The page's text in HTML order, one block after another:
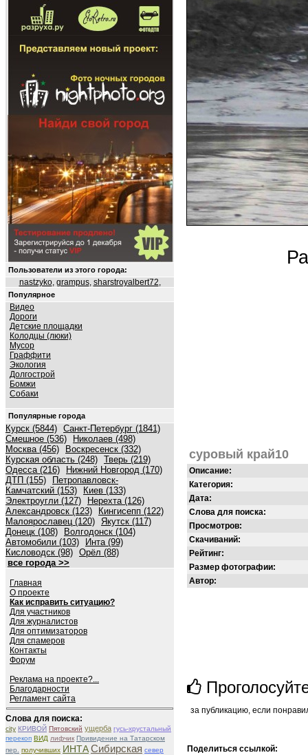
Пользователи из этого города:
nastzyko, grampus, sharstroyalbert72,
Популярное
Видео
Дороги
Детские площадки
Колодцы (люки)
Мусор
Граффити
Экология
Долгострой
Бомжи
Собаки
Популярные города
Курск (5844) Санкт-Петербург (1841)
Смешное (536)
Николаев (498)
Москва (456)
Воскресенск (332)
Курская область (248) Тверь (219)
Одесса (216)
Нижний Новгород (170)
ДТП (155)
Петропавловск-
Камчатский (153)
Киев (133)
Электроугли (127)
Нерехта (126)
Александровск (123)
Кингисепп (122)
Малоярославец (120) Якутск (117)
Донецк (108)
Волгодонск (104)
Автомобили (103)
Инта (99)
Кисловодск (98) Орёл (88)
все города >>
Главная
О проекте
Как исправить ситуацию?
Для участников
Для журналистов
Для оптимизаторов
Для спамеров
Контакты
Форум
Реклама на проекте?...
Благодарности
Регламент сайта
Слова для поиска:
city КРИВОЙ Пятовский ущерба гусь-хрустальный
перекоп ВИД лифчик Привидение на Татарском
пер.
получивших ИНТАСибирская север
суровый край10
Описание:
Категория:
Дата:
Слова для поиска:
Просмотров:
Скачиваний:
Рейтинг:
Размер фотографии:
Автор:
за публикацию, если
Поделиться ссылкой: